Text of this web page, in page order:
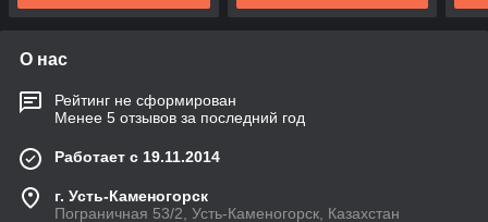
О нас
Рейтинг не сформирован
Менее 5 отзывов за последний год
Работает с 19.11.2014
г. Усть-Каменогорск
Пограничная 53/2, Усть-Каменогорск, Казахстан